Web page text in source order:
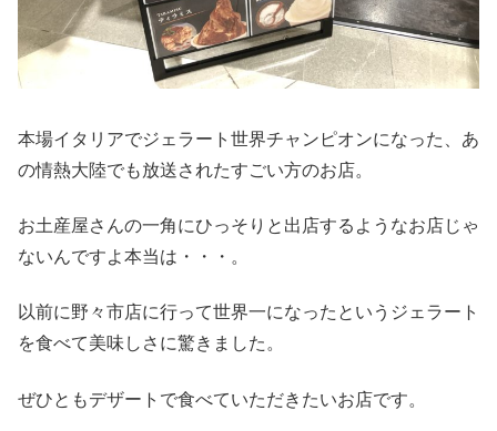
本場イタリアでジェラート世界チャンピオンになった、あ
の情熱大陸でも放送されたすごい方のお店。
お土産屋さんの一角にひっそりと出店するようなお店じゃ
ないんですよ本当は・・・。
以前に野々市店に行って世界一になったというジェラート
を食べて美味しさに驚きました。
ぜひともデザートで食べていただきたいお店です。